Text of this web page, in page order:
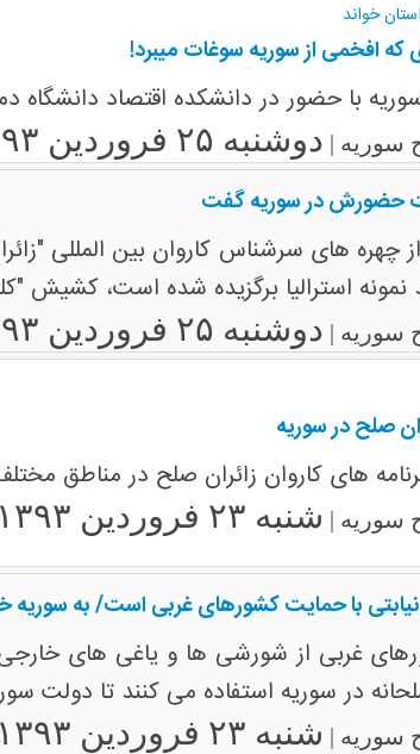
خواند
که افخمی از سوریه سوغات میبرد!
با حضور در دانشکده اقتصاد دانشگاه
سوریه | دوشنبه ۲۵ فروردین ۱۳۹۳
حضورش در سوریه گفت
نمونه استرالیا برگزیده شده است،
سوریه | دوشنبه ۲۵ فروردین ۱۳۹۳
صلح در سوریه
های کاروان زائران صلح در مناطق
سوریه | شنبه ۲۳ فروردین ۱۳۹۳
با حمایت کشورهای غربی است/ به سوریه
غربی از شورشی ها و یاغی های
در سوریه استفاده می کنند تا دولت
سوریه | شنبه ۲۳ فروردین ۱۳۹۳